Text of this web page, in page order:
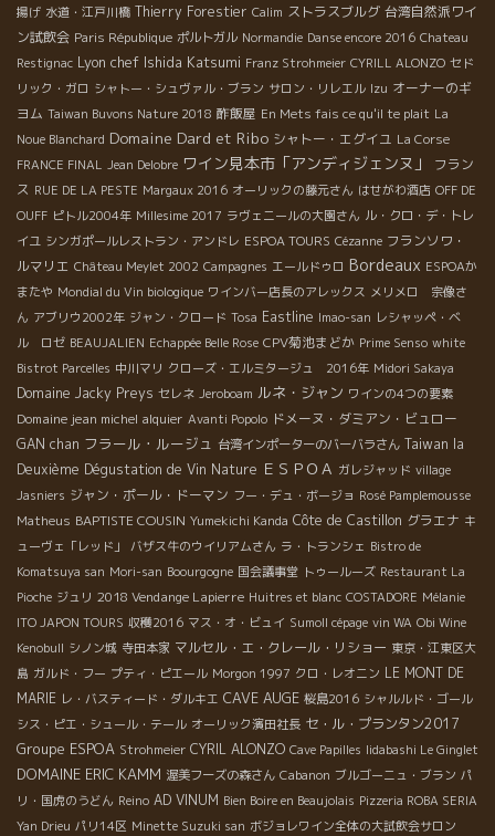
揚げ 水道・江戸川橋 Thierry Forestier Calim ストラスブルグ 台湾自然派ワイ
ン試飲会 Paris République ポルトガル Normandie Danse encore 2016 Chateau
Restignac Lyon chef Ishida Katsumi Franz Strohmeier CYRILL ALONZO セド
リック・ガロ シャトー・シュヴァル・ブラン サロン・リレエル Izu オーナーのギ
ヨム Taiwan Buvons Nature 2018 酢飯屋 En Mets fais ce qu'il te plait La
Noue Blanchard Domaine Dard et Ribo シャトー・エグイユ La Corse
FRANCE FINAL Jean Delobre ワイン見本市「アンディジェンヌ」
フラン
ス RUE DE LA PESTE Margaux 2016 オーリックの藤元さん はせがわ酒店 OFF DE
OUFF ピトル2004年 Millesime 2017 ラヴェニールの大園さん ル・クロ・デ・トレ
イユ シンガポールレストラン・アンドレ ESPOA TOURS Cézanne フランソワ・
ルマリエ Château Meylet 2002 Campagnes エールドゥロ Bordeaux ESPOAか
またや Mondial du Vin biologique ワインバー店長のアレックス メリメロ 宗像さ
ん アブリウ2002年 ジャン・クロード Tosa Eastline Imao-san レシャッペ・ベ
ル ロゼ BEAUJALIEN Echappée Belle Rose CPV菊池まどか Prime Senso white
Bistrot Parcelles 中川マリ クローズ・エルミタージュ 2016年 Midori Sakaya
Domaine Jacky Preys セレネ Jeroboam ルネ・ジャン ワインの4つの要素
Domaine jean michel alquier Avanti Popolo ドメーヌ・ダミアン・ビュロー
GAN chan フラール・ルージュ 台湾インポーターのバーバラさん Taiwan la
Deuxième Dégustation de Vin Nature ＥＳＰＯＡ ガレジャッド village
Jasniers ジャン・ポール・ドーマン フー・デュ・ボージョ Rosé Pamplemousse
Matheus BAPTISTE COUSIN Yumekichi Kanda Côte de Castillon グラエナ キ
ューヴェ「レッド」
バザス牛のウイリアムさん ラ・トランシェ Bistro de
Komatsuya san Mori-san Boourgogne 国会議事堂 トゥールーズ Restaurant La
Pioche ジュリ 2018 Vendange Lapierre Huitres et blanc COSTADORE Mélanie
ITO JAPON TOURS 収穫2016 マス・オ・ビュイ Sumoll cépage vin WA Obi Wine
Kenobull シノン城 寺田本家 マルセル・エ・クレール・リショー 東京・江東区大
島 ガルド・フー プティ・ピエール Morgon 1997 クロ・レオニン LE MONT DE
MARIE レ・バスティード・ダルキエ CAVE AUGE 桜島2016 シャルルド・ゴール
シス・ピエ・シュール・テール オーリック濱田社長 セ・ル・プランタン2017
Groupe ESPOA Strohmeier CYRIL ALONZO Cave Papilles Iidabashi Le Ginglet
DOMAINE ERIC KAMM 渥美フーズの森さん Cabanon ブルゴーニュ・ブラン パ
リ・国虎のうどん Reino AD VINUM Bien Boire en Beaujolais Pizzeria ROBA SERIA
Yan Drieu パリ14区 Minette Suzuki san ボジョレワイン全体の大試飲会サロン